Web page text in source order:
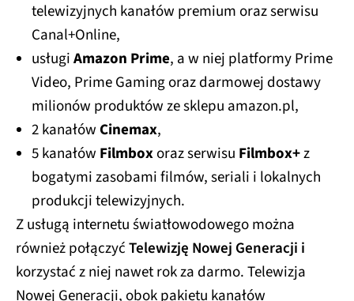
telewizyjnych kanałów premium oraz serwisu
Canal+Online,
usługiAmazon Prime, a w niej platformy Prime
Video, Prime Gaming oraz darmowej dostawy
milionów produktów ze sklepu amazon.pl,
2 kanałów Cinemax,
5 kanałów Filmboxoraz serwisu Filmbox+z
bogatymi zasobami filmów, seriali i lokalnych
produkcji telewizyjnych.
Z usługą internetu światłowodowego można
również połączyćTelewizję Nowej Generacji i
korzystać z niej nawet rok za darmo. Telewizja
Nowej Generacji, obok pakietu kanałów